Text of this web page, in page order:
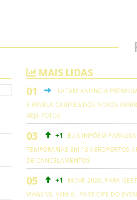
MAIS LIDAS
LATAM ANUNCIA
E REVELA CABINES DOS NOVOS
VEJA FOTOS
+1
EUA IMPÕEM
TEMPORÁRIAS EM 13 AEROPORTOS
DE CANCELAMENTOS
+1
MOVE 2026, PARA
VIAGENS, VEM AÍ; PARTICIPE DO